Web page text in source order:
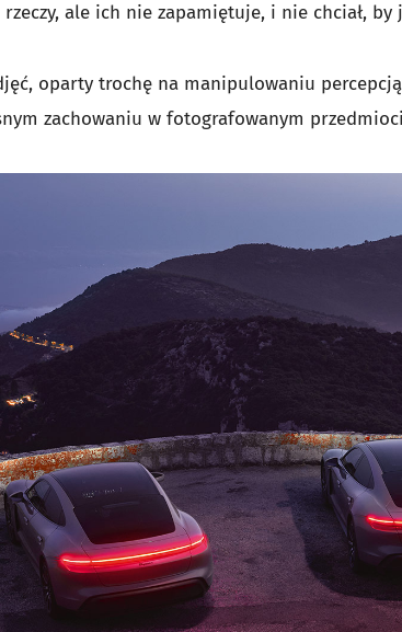
rzeczy, ale ich nie zapamiętuje, i nie chciał,
oparty trochę na manipulowaniu
zachowaniu w fotografowanym